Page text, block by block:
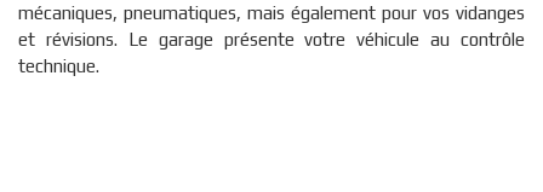
mécaniques, pneumatiques, mais également pour vos vidanges
et révisions. Le garage présente votre véhicule au contrôle
technique.